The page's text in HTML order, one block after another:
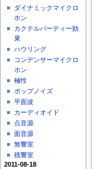
ダイナミックマイクロ
ホン
カクテルパーティー効
果
ハウリング
コンデンサーマイクロ
ホン
極性
ポップノイズ
平面波
カーディオイド
点音源
面音源
無響室
残響室
2011-08-18